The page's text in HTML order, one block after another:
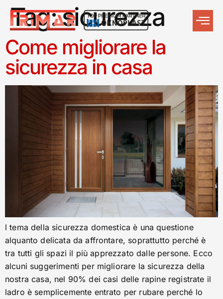
Tag:sicurezza
Come migliorare la
sicurezza in casa
l tema della sicurezza domestica è una questione
alquanto delicata da affrontare, soprattutto perché è
tra tutti gli spazi il più apprezzato dalle persone. Ecco
alcuni suggerimenti per migliorare la sicurezza della
nostra casa, nel 90% dei casi delle rapine registrate il
ladro è semplicemente entrato per rubare perché lo